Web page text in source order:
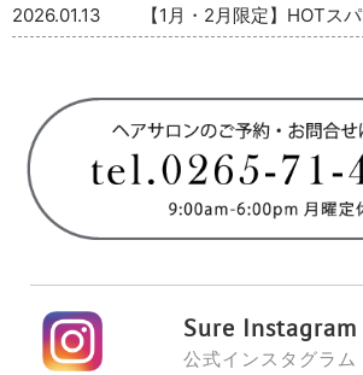
2026.01.13
【1月・2月限定】HOTスパ
Sure Instagram
公式インスタグラム